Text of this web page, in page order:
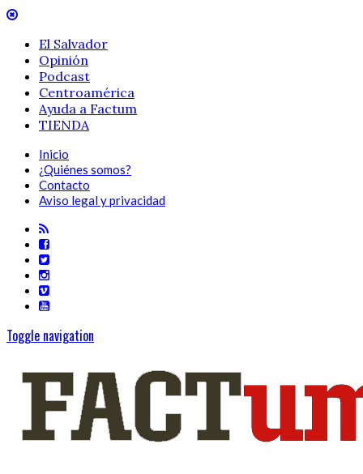
El Salvador
Opinión
Podcast
Centroamérica
Ayuda a Factum
TIENDA
Inicio
¿Quiénes somos?
Contacto
Aviso legal y privacidad
Toggle navigation